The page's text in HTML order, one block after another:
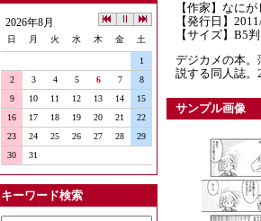
2026年8月
日 月 火 水 木 金 土
1
2
3 4 5 6 7
8
9
10 11 12 13 14
15
16
17 18 19 20 21
22
23
24 25 26 27 28
29
30
31
キーワード検索
【作家】なに
【発行日】
【サイズ】B5判
デジカメの本。
説する同人誌。
サンプル画像